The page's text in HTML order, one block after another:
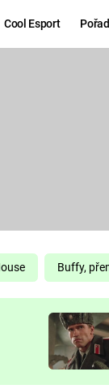
Cool Esport
Buffy,